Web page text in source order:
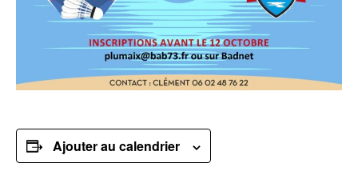
Ajouter au calendrier